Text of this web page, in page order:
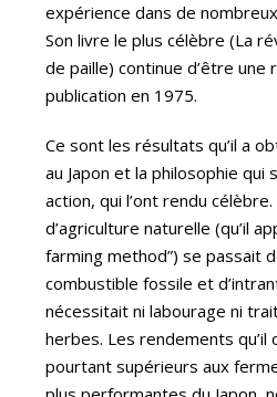
expérience dans de
Son livre le plus célèbre (La
de paille) continue d’être une
publication en 1975.
Ce sont les résultats qu’il a
au Japon et la philosophie qui
action, qui l’ont rendu
d’agriculture naturelle (qu’il
farming method”) se passait
combustible fossile et
nécessitait ni labourage ni
herbes. Les rendements
pourtant supérieurs aux